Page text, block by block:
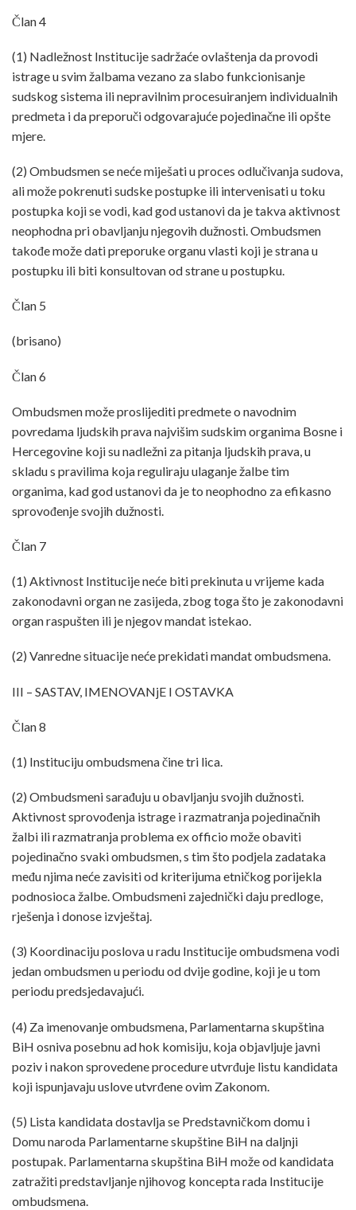
Član 4
(1) Nadležnost Institucije sadržaće ovlaštenja da provodi
istrage u svim žalbama vezano za slabo funkcionisanje
sudskog sistema ili nepravilnim procesuiranjem individualnih
predmeta i da preporuči odgovarajuće pojedinačne ili opšte
mjere.
(2) Ombudsmen se neće miješati u proces odlučivanja sudova,
ali može pokrenuti sudske postupke ili intervenisati u toku
postupka koji se vodi, kad god ustanovi da je takva aktivnost
neophodna pri obavljanju njegovih dužnosti. Ombudsmen
takođe može dati preporuke organu vlasti koji je strana u
postupku ili biti konsultovan od strane u postupku.
Član 5
(brisano)
Član 6
Ombudsmen može proslijediti predmete o navodnim
povredama ljudskih prava najvišim sudskim organima Bosne i
Hercegovine koji su nadležni za pitanja ljudskih prava, u
skladu s pravilima koja reguliraju ulaganje žalbe tim
organima, kad god ustanovi da je to neophodno za efikasno
sprovođenje svojih dužnosti.
Član 7
(1) Aktivnost Institucije neće biti prekinuta u vrijeme kada
zakonodavni organ ne zasijeda, zbog toga što je zakonodavni
organ raspušten ili je njegov mandat istekao.
(2) Vanredne situacije neće prekidati mandat ombudsmena.
III – SASTAV, IMENOVANjE I OSTAVKA
Član 8
(1) Instituciju ombudsmena čine tri lica.
(2) Ombudsmeni sarađuju u obavljanju svojih dužnosti.
Aktivnost sprovođenja istrage i razmatranja pojedinačnih
žalbi ili razmatranja problema ex officio može obaviti
pojedinačno svaki ombudsmen, s tim što podjela zadataka
među njima neće zavisiti od kriterijuma etničkog porijekla
podnosioca žalbe. Ombudsmeni zajednički daju predloge,
rješenja i donose izvještaj.
(3) Koordinaciju poslova u radu Institucije ombudsmena vodi
jedan ombudsmen u periodu od dvije godine, koji je u tom
periodu predsjedavajući.
(4) Za imenovanje ombudsmena, Parlamentarna skupština
BiH osniva posebnu ad hok komisiju, koja objavljuje javni
poziv i nakon sprovedene procedure utvrđuje listu kandidata
koji ispunjavaju uslove utvrđene ovim Zakonom.
(5) Lista kandidata dostavlja se Predstavničkom domu i
Domu naroda Parlamentarne skupštine BiH na daljnji
postupak. Parlamentarna skupština BiH može od kandidata
zatražiti predstavljanje njihovog koncepta rada Institucije
ombudsmena.